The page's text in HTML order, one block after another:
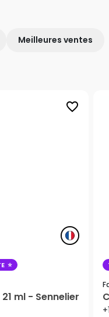
Meilleures ventes
favorite_border
ml - Sennelier